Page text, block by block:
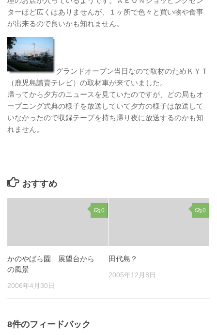
ターほど広くはありませんが、１ヶ所で色々と買い物や食事
が出来るので良いかも知れません。
グランドオープン当日なので取材のためＫＹＴ
（鹿児島讀賣テレビ）の取材車が来ていました。
帰ってから夕方のニュースを見ていたのですが、どの局もオ
ープニング式典の様子を放送していて夕方の様子は放送して
いなかったので収録テープを持ち帰り夜に放送するのかも知
れません。
おすすめ
0
かのやばら園 展望台から
の風景
2006年4月30日
0
田代島？
2005年12月8日
8件のフィードバック